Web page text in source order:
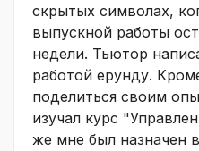
скрытых символах,
выпускной работы
недели. Тьютор
работой ерунду.
поделиться своим
изучал курс
же мне был назначен